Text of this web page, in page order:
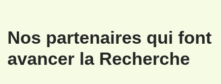
Nos partenaires qui font
avancer la Recherche